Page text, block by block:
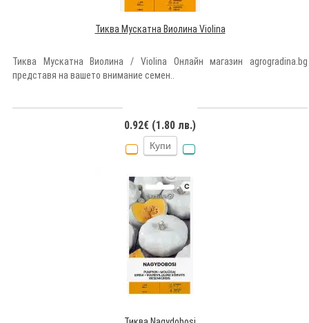
Тиква Мускатна Виолина Violina
Тиква Мускатна Виолина / Violina Онлайн магазин agrogradina.bg
представя на вашето внимание семен..
0.92€ (1.80 лв.)
Купи